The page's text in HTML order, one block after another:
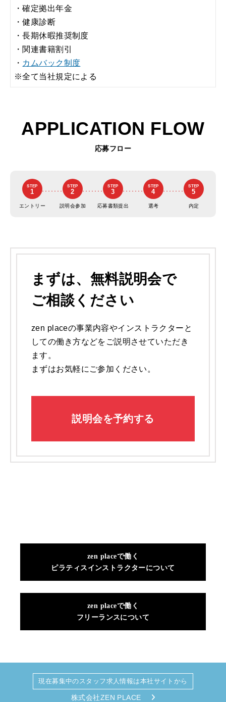
・確定拠出年金
・健康診断
・長期休暇推奨制度
・関連書籍割引
・ カムバック制度
※全て当社規定による
APPLICATION FLOW
応募フロー
STEP
1
エントリー
STEP
2
説明会参加
STEP
3
応募書類提出
STEP
4
選考
STEP
5
内定
まずは、 無料説明会で
ご相談ください
zen placeの事業内容やインストラクターと
しての働き方などをご説明させていただき
ます。
まずはお気軽にご参加ください。
説明会を予約する
zen placeで働く
ピラティスインストラクターについて
zen placeで働く
フリーランスについて
現在募集中のスタッフ求人情報は本社サイトから
株式会社ZEN PLACE